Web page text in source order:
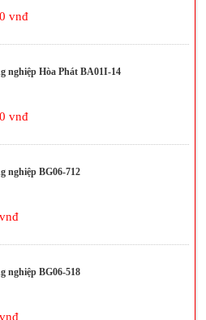
vnđ
nghiệp Hòa Phát BA01I-14
vnđ
nghiệp BG06-712
nghiệp BG06-518